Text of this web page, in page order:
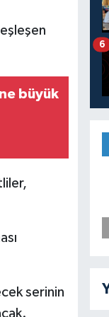
büyük
serinin
6